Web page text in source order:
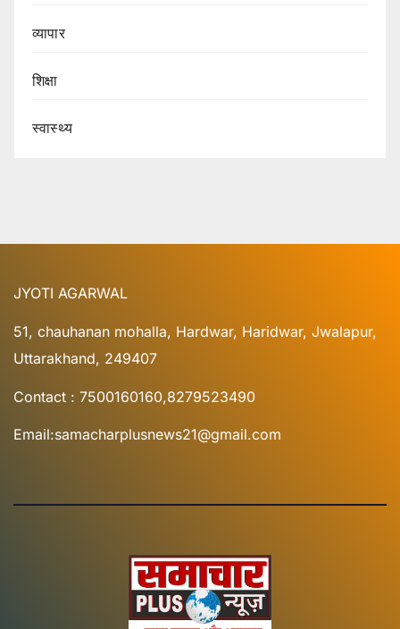
व्यापार
शिक्षा
स्वास्थ्य
JYOTI AGARWAL
51, chauhanan mohalla, Hardwar, Haridwar, Jwalapur,
Uttarakhand, 249407
Contact : 7500160160,8279523490
Email:samacharplusnews21@gmail.com